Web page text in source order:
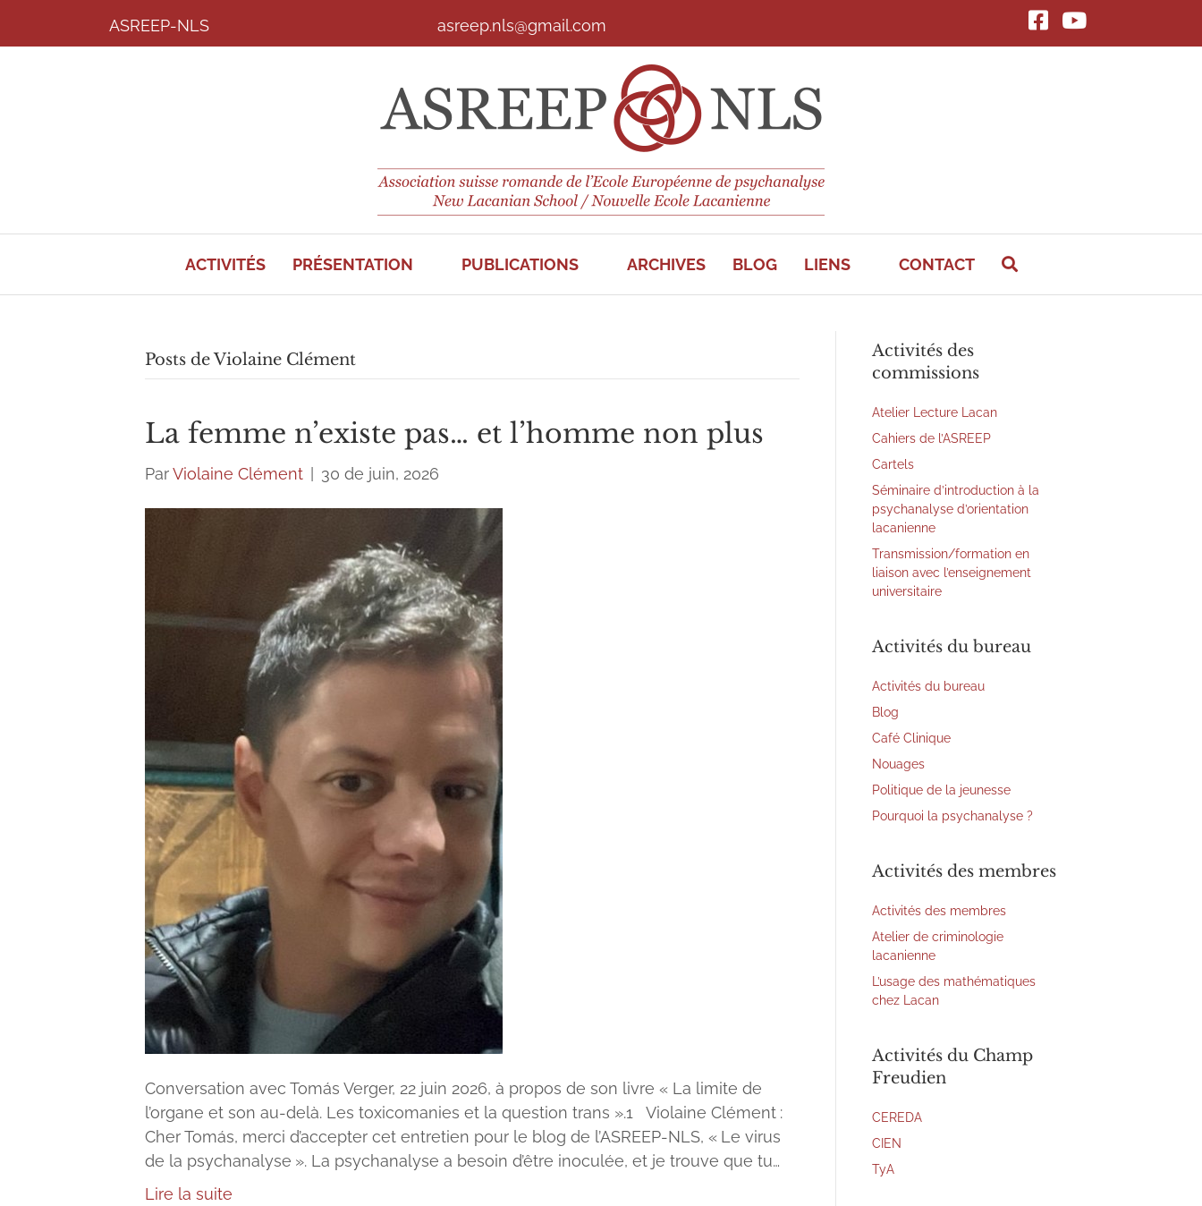
ASREEP-NLS asreep.nls@gmail.com FACEBOOK
YouTube
ACTIVITÉS PRÉSENTATION PUBLICATIONS ARCHIVES BLOG LIENS CONTACT
Posts de Violaine Clément
La femme n’existe pas… et l’homme non plus
ParViolaine Clément 30 de juin, 2026
Conversation avec Tomás Verger, 22 juin 2026, à propos de son livre « La limite de
l’organe et son au-delà. Les toxicomanies et la question trans ».1 Violaine Clément :
Cher Tomás, merci d’accepter cet entretien pour le blog de l’ASREEP-NLS, « Le virus
de la psychanalyse ». La psychanalyse a besoin d’être inoculée, et je trouve que tu…
Lire la suite
Activités des
commissions
Atelier Lecture Lacan
Cahiers de l’ASREEP
Cartels
Séminaire d’introduction à la
psychanalyse d’orientation
lacanienne
Transmission/formation en
liaison avec l’enseignement
universitaire
Activités du bureau
Activités du bureau
Blog
Café Clinique
Nouages
Politique de la jeunesse
Pourquoi la psychanalyse ?
Activités des membres
Activités des membres
Atelier de criminologie
lacanienne
L’usage des mathématiques
chez Lacan
Activités du Champ
Freudien
CEREDA
CIEN
TyA